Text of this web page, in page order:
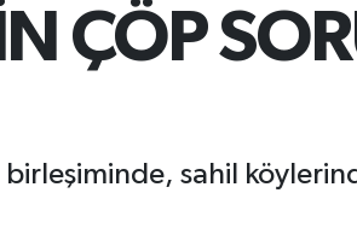
ÇÖP
birleşiminde, sahil